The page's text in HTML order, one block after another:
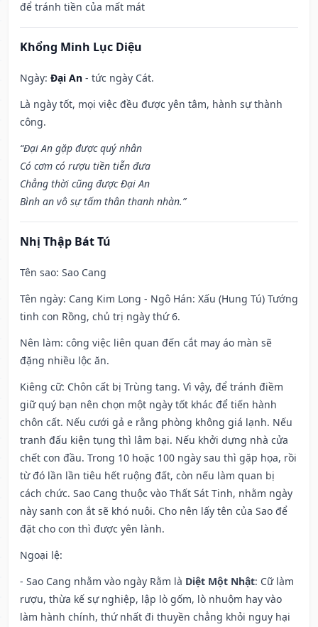
để tránh tiền của mất mát
Khổng Minh Lục Diệu
Ngày: Đại An - tức ngày Cát.
Là ngày tốt, mọi việc đều được yên tâm, hành sự thành
công.
“Đại An gặp được quý nhân
Có cơm có rượu tiền tiễn đưa
Chẳng thời cũng được Đại An
Bình an vô sự tấm thân thanh nhàn.”
Nhị Thập Bát Tú
Tên sao: Sao Cang
Tên ngày: Cang Kim Long - Ngô Hán: Xấu (Hung Tú) Tướng
tinh con Rồng, chủ trị ngày thứ 6.
Nên làm: công việc liên quan đến cắt may áo màn sẽ
đặng nhiều lộc ăn.
Kiêng cữ: Chôn cất bị Trùng tang. Vì vậy, để tránh điềm
giữ quý bạn nên chọn một ngày tốt khác để tiến hành
chôn cất. Nếu cưới gả e rằng phòng không giá lạnh. Nếu
tranh đấu kiện tụng thì lâm bại. Nếu khởi dựng nhà cửa
chết con đầu. Trong 10 hoặc 100 ngày sau thì gặp họa, rồi
từ đó lần lần tiêu hết ruộng đất, còn nếu làm quan bị
cách chức. Sao Cang thuộc vào Thất Sát Tinh, nhằm ngày
này sanh con ắt sẽ khó nuôi. Cho nên lấy tên của Sao để
đặt cho con thì được yên lành.
Ngoại lệ:
- Sao Cang nhằm vào ngày Rằm là Diệt Một Nhật: Cữ làm
rượu, thừa kế sự nghiệp, lập lò gốm, lò nhuộm hay vào
làm hành chính, thứ nhất đi thuyền chẳng khỏi nguy hại